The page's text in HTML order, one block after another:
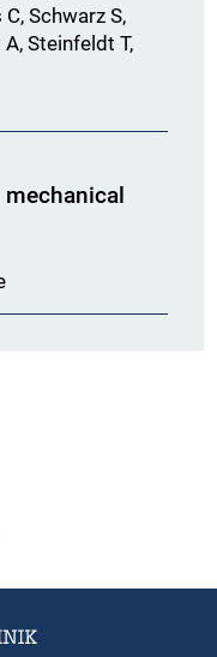
C, Schwarz S,
Steinfeldt T,